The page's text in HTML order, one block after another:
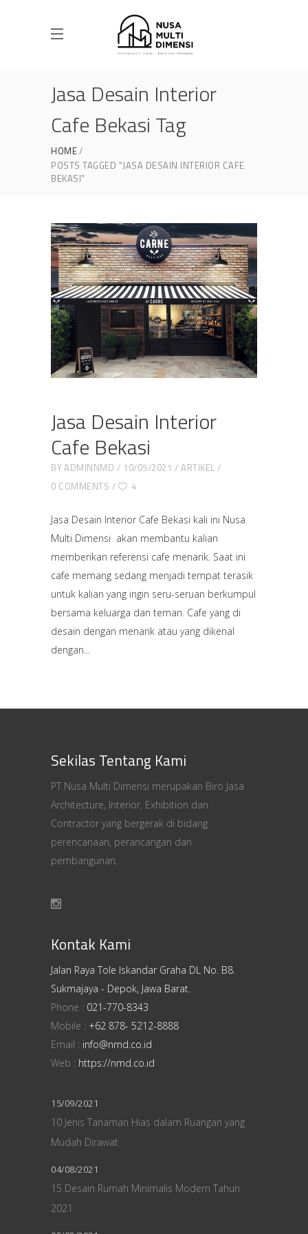
Jasa Desain Interior
Cafe Bekasi Tag
HOME
POSTS TAGGED "JASA DESAIN INTERIOR CAFE
BEKASI"
Jasa Desain Interior
Cafe Bekasi
BYADMINNMD 10/05/2021
ARTIKEL
0 COMMENTS
4
Jasa Desain Interior Cafe Bekasi kali ini Nusa
Multi Dimensi akan membantu kalian
memberikan referensi cafe menarik. Saat ini
cafe memang sedang menjadi tempat terasik
untuk kalian yang ingin seru-seruan berkumpul
bersama keluarga dan teman. Cafe yang di
desain dengan menarik atau yang dikenal
dengan
Sekilas Tentang Kami
PT Nusa Multi Dimensi merupakan Biro Jasa
Architecture, Interior, Exhibition dan
Contractor yang bergerak di bidang
perencanaan, perancangan dan
pembangunan.
Kontak Kami
Jalan Raya Tole Iskandar Graha DL No. B8.
Sukmajaya - Depok, Jawa Barat.
Phone : 021-770-8343
Mobile : +62 878- 5212-8888
Email : info@nmd.co.id
Web : https://nmd.co.id
15/09/2021
10 Jenis Tanaman Hias dalam Ruangan yang
Mudah Dirawat
04/08/2021
15 Desain Rumah Minimalis Modern Tahun
2021